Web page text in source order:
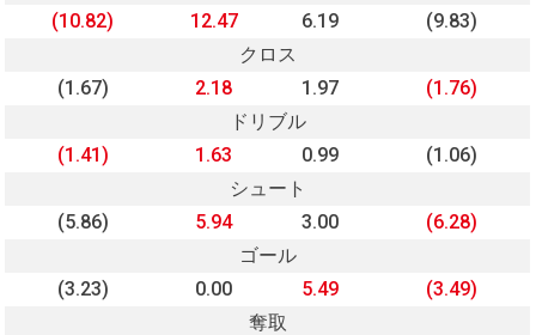
(10.82)
12.47 6.19
(9.83)
クロス
(1.67)
2.18 1.97
(1.76)
ドリブル
(1.41)
1.63 0.99
(1.06)
シュート
(5.86)
5.94 3.00
(6.28)
ゴール
(3.23)
0.00 5.49
(3.49)
奪取